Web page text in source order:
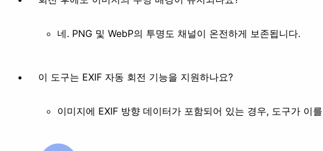
네. PNG 및 WebP의 투명도 채널이 온전하게 보존됩니다.
이 도구는 EXIF 자동 회전 기능을 지원하나요?
이미지에 EXIF 방향 데이터가 포함되어 있는 경우, 도구가 이